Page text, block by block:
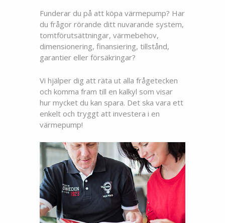
Funderar du på att köpa värmepump? Har
du frågor rörande ditt nuvarande system,
tomtförutsättningar, värmebehov,
dimensionering, finansiering, tillstånd,
garantier eller försäkringar?
Vi hjälper dig att räta ut alla frågetecken
och komma fram till en kalkyl som visar
hur mycket du kan spara. Det ska vara ett
enkelt och tryggt att investera i en
värmepump!